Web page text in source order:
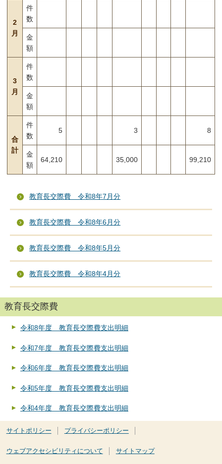
2
月
件
数
金
額
3
月
件
数
金
額
合
計
件
数
5 3 8
金
額
64,210 35,000 99,210
教育長交際費 令和8年7月分
教育長交際費 令和8年6月分
教育長交際費 令和8年5月分
教育長交際費 令和8年4月分
教育長交際費
令和8年度 教育長交際費支出明細
令和7年度 教育長交際費支出明細
令和6年度 教育長交際費支出明細
令和5年度 教育長交際費支出明細
令和4年度 教育長交際費支出明細
サイトポリシー プライバシーポリシー
ウェブアクセシビリティについて サイトマップ